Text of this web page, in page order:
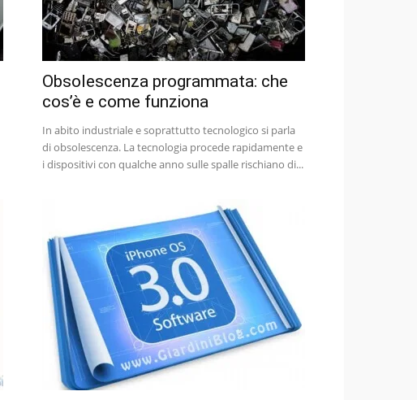
Obsolescenza programmata: che
cos’è e come funziona
In abito industriale e soprattutto tecnologico si parla
di obsolescenza. La tecnologia procede rapidamente e
i dispositivi con qualche anno sulle spalle rischiano di...